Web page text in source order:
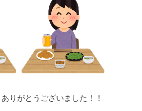
りがとうございました！！